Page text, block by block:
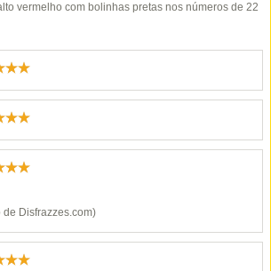
vermelho com bolinhas pretas nos números de 22
de Disfrazzes.com)